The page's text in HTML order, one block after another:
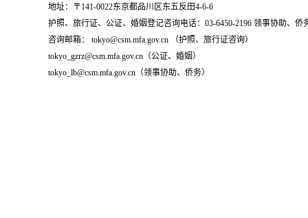
地址：〒141-0022东京都品川区东五反田4-6-6
护照、旅行证、公证、婚姻登记咨询电话：03-6450-2196 领事协助、侨
咨询邮箱： tokyo@csm.mfa.gov.cn （护照、旅行证咨询）
tokyo_gzrz@csm.mfa.gov.cn（公证、婚姻）
tokyo_lb@csm.mfa.gov.cn（领事协助、侨务）